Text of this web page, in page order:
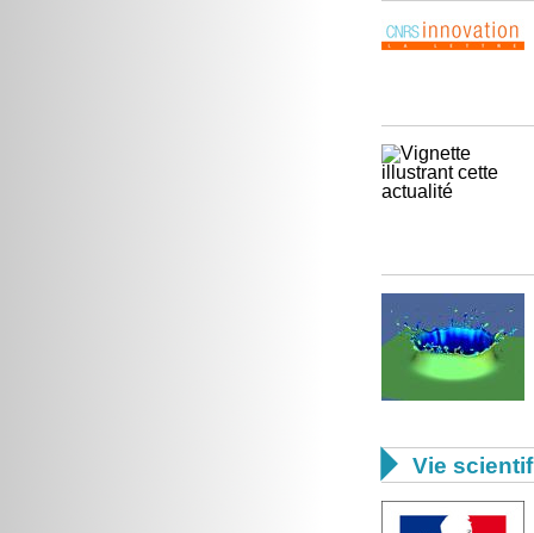
 Vie